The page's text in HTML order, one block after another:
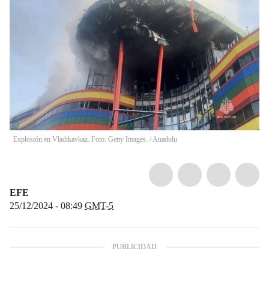
Explosión en Vladikavkaz. Foto: Getty Images. /Anadolu
EFE
25/12/2024 - 08:49 GMT-5